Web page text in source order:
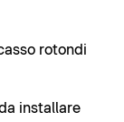
rotondi
installare